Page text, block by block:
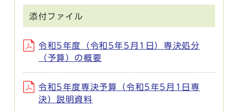
添付ファイル
令和5年度（令和5年5月1日）専決処分
（予算）の概要
令和5年度専決予算（令和5年5月1日専
決）説明資料